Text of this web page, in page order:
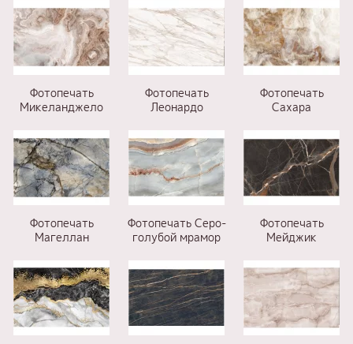
Фотопечать
Микеланджело
Фотопечать
Леонардо
Фотопечать
Сахара
Фотопечать
Магеллан
Фотопечать Серо-
голубой мрамор
Фотопечать
Мейджик